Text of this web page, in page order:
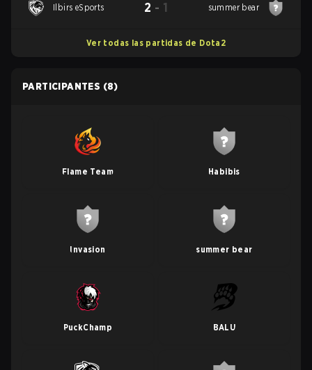
Ilbirs eSports 2 - 1 summer bear
Ver todas las partidas de Dota2
PARTICIPANTES (8)
Flame Team Habibis
Invasion summer bear
PuckChamp BALU